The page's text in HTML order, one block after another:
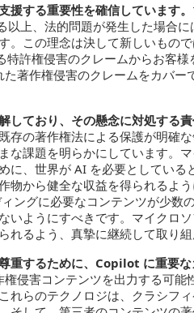
する重要性を確信しています。
上、法的問題が発生した場合
。この理念は決して新しいもの
許権侵害のクレームからお客
著作権侵害のクレームをカバー
しており、その懸念に対処する
既存の著作権法による保護が明確
な課題を明らかにしています。
、世界が AI を必要としている
物から健全な収益を得られるよ
ングに必要なコンテンツが少数
いようにすべきです。マイクロ
るよう、真摯に継続して取り組
重するために、 Copilot に重要
侵害コンテンツを出力する可能
れらのテクノロジは、クラシフ